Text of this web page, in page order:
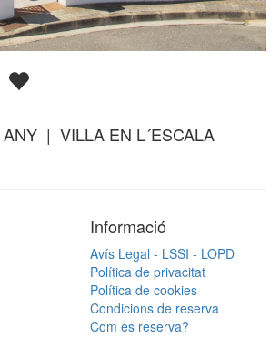
ANY | VILLA EN L´ESCALA
Informació
Avís Legal - LSSI - LOPD
Política de privacitat
Política de cookies
Condicions de reserva
Com es reserva?